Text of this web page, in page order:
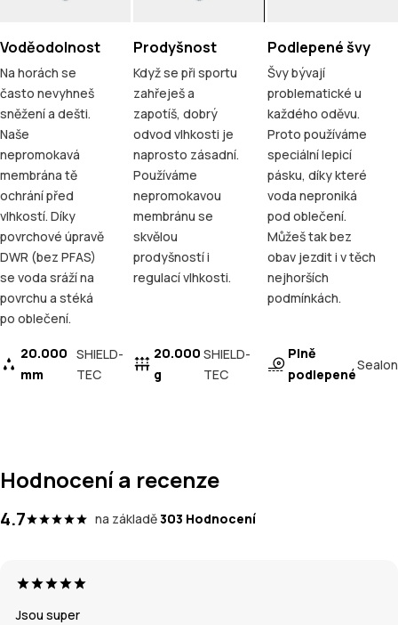
Voděodolnost
Na horách se
často nevyhneš
sněžení a dešti.
Naše
nepromokavá
membrána tě
ochrání před
vlhkostí. Díky
povrchové úpravě
DWR (bez PFAS)
se voda sráží na
povrchu a stéká
po oblečení.
20.000
mm
SHIELD-
TEC
Prodyšnost
Když se při sportu
zahřeješ a
zapotíš, dobrý
odvod vlhkosti je
naprosto zásadní.
Používáme
nepromokavou
membránu se
skvělou
prodyšností i
regulací vlhkosti.
20.000
g
SHIELD-
TEC
Podlepené švy
Švy bývají
problematické u
každého oděvu.
Proto používáme
speciální lepicí
pásku, díky které
voda neproniká
pod oblečení.
Můžeš tak bez
obav jezdit i v těch
nejhorších
podmínkách.
Plně
podlepené
Sealon
Hodnocení a recenze
4.7 na základě303 Hodnocení
Jsou super